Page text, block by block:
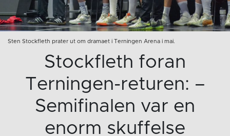
Sten Stockfleth prater ut om dramaet i Terningen Arena i mai.
Stockfleth foran
Terningen-returen: –
Semifinalen var en
enorm skuffelse